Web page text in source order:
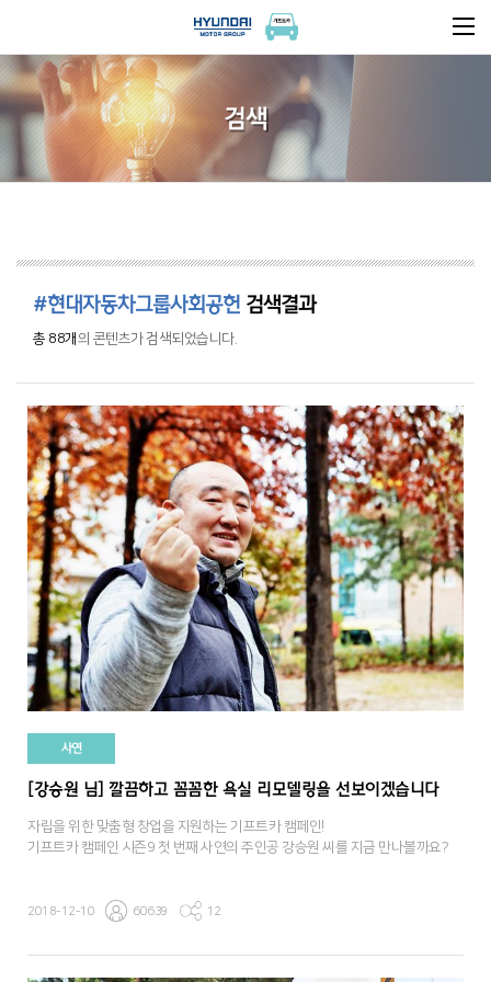
검색
#현대자동차그룹사회공헌 검색결과
총 88개 의 콘텐츠가 검색되었습니다.
사연
[강승원 님] 깔끔하고 꼼꼼한 욕실 리모델링을 선보이겠습니다
자립을 위한 맞춤형 창업을 지원하는 기프트카 캠페인!
기프트카 캠페인 시즌9 첫 번째 사연의 주인공 강승원 씨를 지금 만나볼까요?
2018-12-10 60639 12